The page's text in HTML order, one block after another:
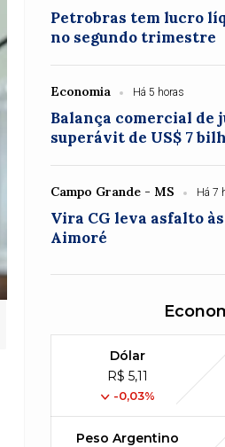
Petrobras tem lucro
no segundo trimestre
Economia Há 5 horas
Balança comercial de
superávit de US$ 7
Campo Grande - MS Há 7
Vira CG leva asfalto
Aimoré
Dólar
R$ 5,11
-0,03%
Peso Argentino